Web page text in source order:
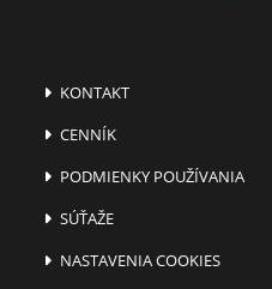
KONTAKT
CENNÍK
PODMIENKY POUŽÍVANIA
SÚŤAŽE
NASTAVENIA COOKIES